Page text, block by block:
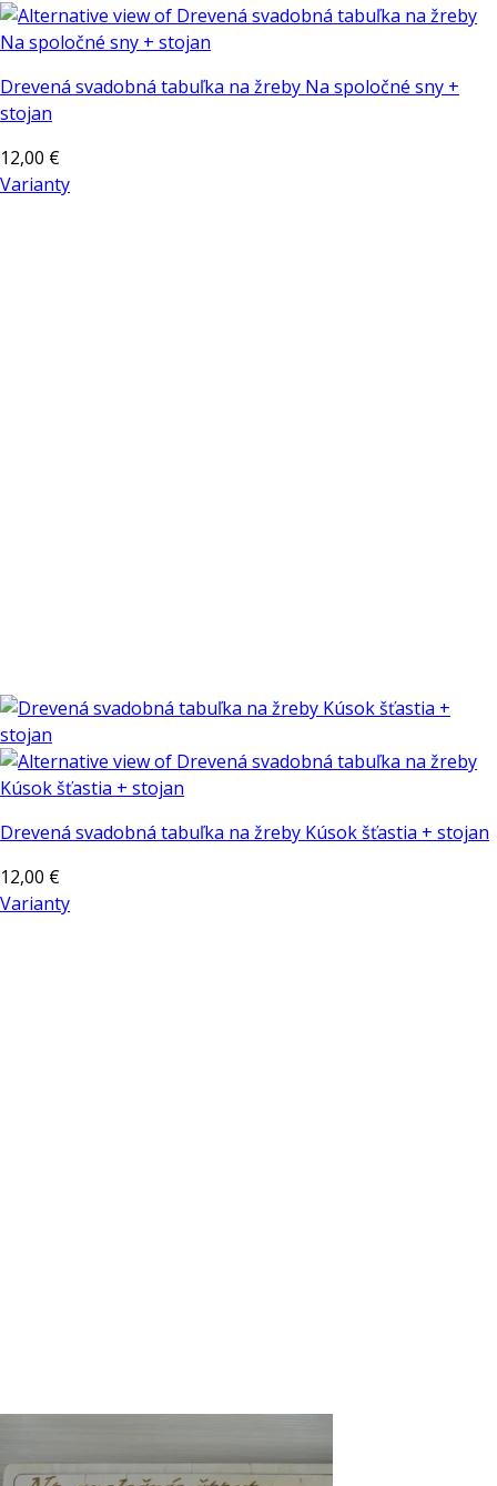
Drevená svadobná tabuľka na žreby Na spoločné sny +
stojan
12,00 €
Varianty
Drevená svadobná tabuľka na žreby Kúsok šťastia + stojan
12,00 €
Varianty